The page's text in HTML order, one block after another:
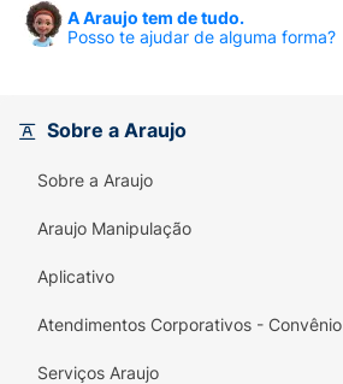
A Araujo tem de tudo.
Posso te ajudar de alguma forma?
Sobre a Araujo
Sobre a Araujo
Araujo Manipulação
Aplicativo
Atendimentos Corporativos - Convênio
Serviços Araujo